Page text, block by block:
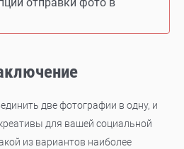
отправки фото в
две фотографии в одну, и
для вашей социальной
из вариантов наиболее